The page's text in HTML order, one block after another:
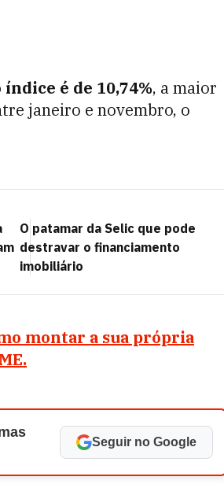
é de 10,74%, a maior
janeiro e novembro, o
O patamar da Selic que pode
destravar o financiamento
imobiliário
montar a sua própria
Seguir no Google